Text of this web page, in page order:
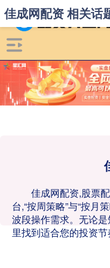
佳成网配资,股票
台,“按周策略”与“按月
波段操作需求。无论
里找到适合您的投资节
佳成网配资 相关话